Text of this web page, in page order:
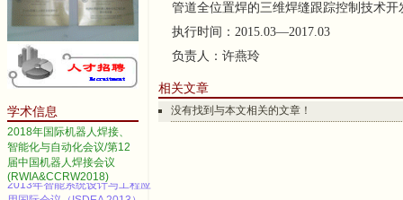
学术信息
2018年国际机器人焊接、
智能化与自动化会议/第12
届中国机器人焊接会议
(RWIA&CCRW2018)
2014 IEEE International
Conference on Automation
Science and Engineering
Call for papers--2013 3rd
International Conference on
Information Technology
Processing (AMITP 2013)
ICMSE Call for paper（EI）
2013年智能系统设计与工程应
用国际会议（ISDEA 2013）
管道全位置焊的三维焊缝跟踪控制技术开
执行时间：2015.03—2017.03
负责人：许燕玲
相关文章
没有找到与本文相关的文章！